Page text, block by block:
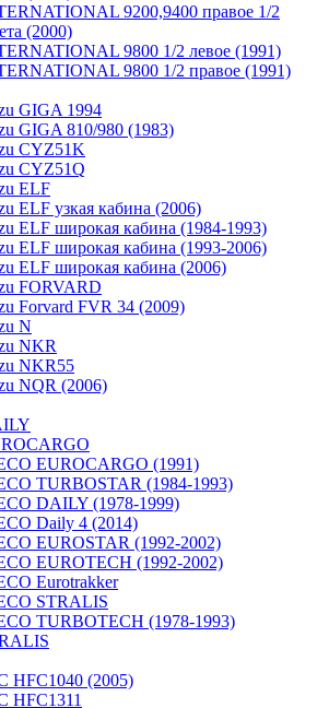
9200,9400 правое 1/2
(2000)
9800 1/2 левое (1991)
9800 1/2 правое (1991)
GIGA 1994
GIGA 810/980 (1983)
CYZ51K
CYZ51Q
ELF
ELF узкая кабина (2006)
ELF широкая кабина (1984-1993)
ELF широкая кабина (1993-2006)
ELF широкая кабина (2006)
FORVARD
Forvard FVR 34 (2009)
N
NKR
NKR55
NQR (2006)
EUROCARGO (1991)
TURBOSTAR (1984-1993)
DAILY (1978-1999)
Daily 4 (2014)
EUROSTAR (1992-2002)
EUROTECH (1992-2002)
Eurotrakker
STRALIS
TURBOTECH (1978-1993)
HFC1040 (2005)
HFC1311